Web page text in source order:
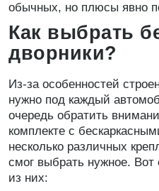
обычных, но плюсы явно
Как выбрать
дворники?
Из-за особенностей
нужно под каждый
очередь обратить
комплекте с
несколько различных
смог выбрать нужное.
из них: